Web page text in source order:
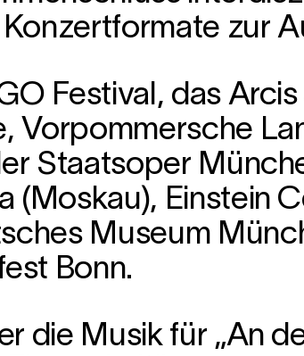
zur
Festival, das
Vorpommersche
Staatsoper
(Moskau), Einstein
Museum
Bonn.
die Musik für „An